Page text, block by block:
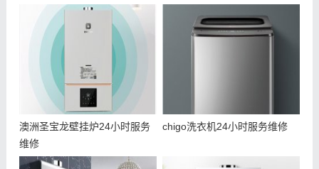
澳洲圣宝龙壁挂炉24小时服务
维修
chigo洗衣机24小时服务维修